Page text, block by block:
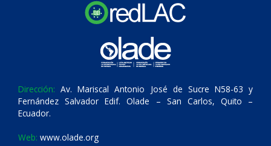
Dirección: Av. Mariscal Antonio José de Sucre N58-63 y
Fernández Salvador Edif. Olade – San Carlos, Quito –
Ecuador.
Web: www.olade.org